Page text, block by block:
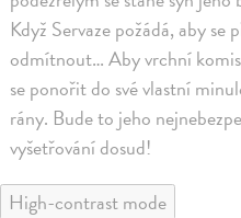
Když Servaze požádá, aby se
odmítnout… Aby vrchní
se ponořit do své vlastní
rány. Bude to jeho
vyšetřování dosud!
High-contrast mode